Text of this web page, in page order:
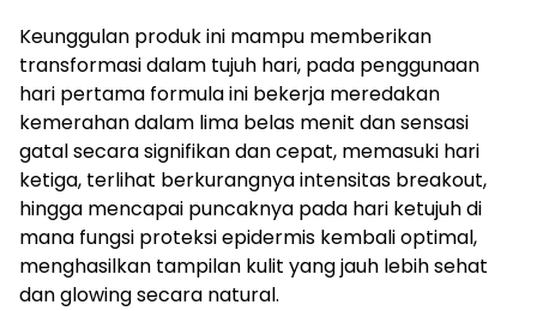
Keunggulan produk ini mampu memberikan
transformasi dalam tujuh hari, pada penggunaan
hari pertama formula ini bekerja meredakan
kemerahan dalam lima belas menit dan sensasi
gatal secara signifikan dan cepat, memasuki hari
ketiga, terlihat berkurangnya intensitas breakout,
hingga mencapai puncaknya pada hari ketujuh di
mana fungsi proteksi epidermis kembali optimal,
menghasilkan tampilan kulit yang jauh lebih sehat
dan glowing secara natural.